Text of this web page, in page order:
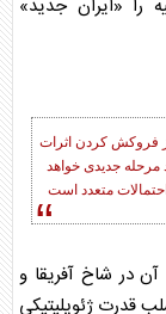
«ایران جدید»
فروکش کردن اثرات
مرحله جدیدی خواهد
متعدد است
در شاخ آفریقا و
قدرت ژئوپلیتیکی